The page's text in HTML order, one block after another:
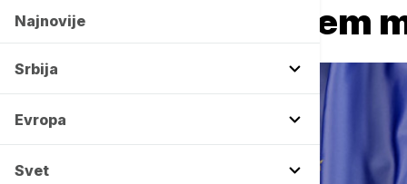
Najnovije
Srbija
Evropa
Svet
sa Rusijom krajem